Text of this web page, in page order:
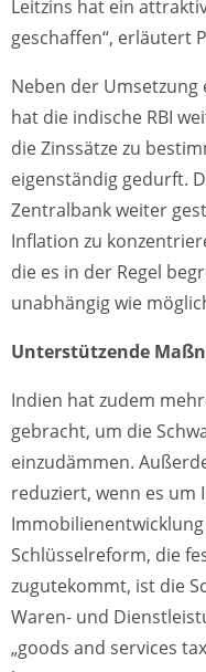
Leitzins hat ein
geschaffen“, erläutert
Neben der
hat die indische RBI
die Zinssätze zu
eigenständig gedurft.
Zentralbank weiter
Inflation zu
die es in der Regel
unabhängig wie
Unterstützende
Indien hat zudem
gebracht, um die
einzudämmen.
reduziert, wenn es
Schlüsselreform, die
zugutekommt, ist die
Waren- und
„goods and services